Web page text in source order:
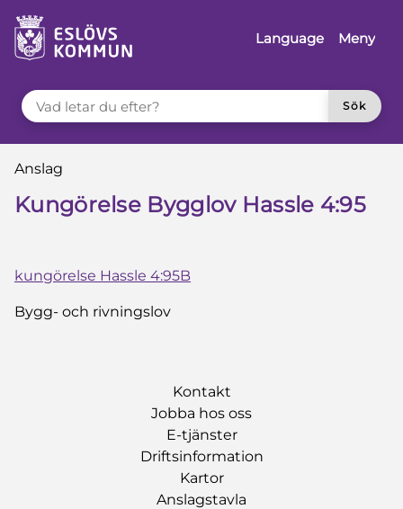
till innehåll
Language
Meny
VAD LETAR DU EFTER?
Sök
Du är här:
Anslag
Kungörelse Bygglov Hassle 4:95
kungörelse Hassle 4:95B
Bygg- och rivningslov
Kontakt
Jobba hos oss
E-tjänster
Driftsinformation
Kartor
Anslagstavla